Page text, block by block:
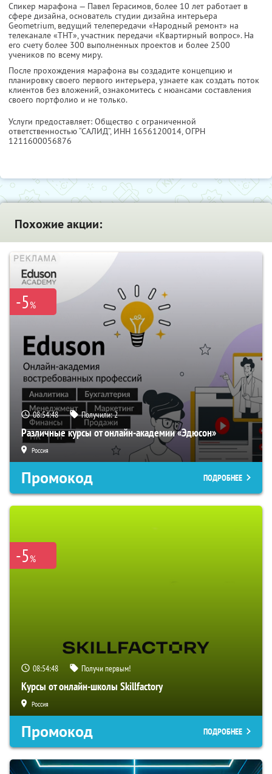
Спикер марафона — Павел Герасимов, более 10 лет работает в
сфере дизайна, основатель студии дизайна интерьера
Geometrium, ведущий телепередачи «Народный ремонт» на
телеканале «ТНТ», участник передачи «Квартирный вопрос». На
его счету более 300 выполненных проектов и более 2500
учеников по всему миру.
После прохождения марафона вы создадите концепцию и
планировку своего первого интерьера, узнаете как создать поток
клиентов без вложений, ознакомитесь с нюансами составления
своего портфолио и не только.
Услуги предоставляет: Общество с ограниченной
ответственностью “САЛИД”, ИНН 1656120014, ОГРН
1211600056876
Похожие акции:
-5%
08:54:47 Получили:2
Различные курсы от онлайн-академии «Эдюсон»
Россия
Промокод ПОДРОБНЕЕ
-5%
08:54:47 Получи первым!
Курсы от онлайн-школы Skillfactory
Россия
Промокод ПОДРОБНЕЕ